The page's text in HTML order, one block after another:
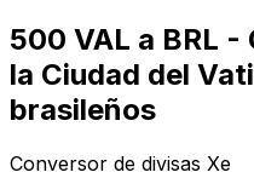
500 VAL a BRL
la Ciudad del
brasileños
Conversor de divisas Xe